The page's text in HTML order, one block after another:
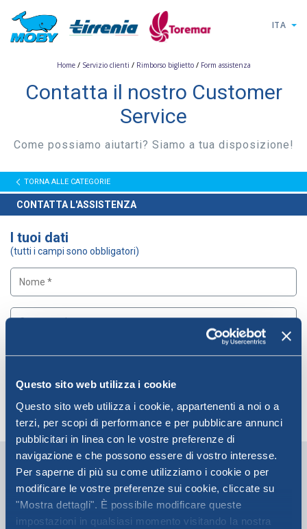
Questo sito web utilizza i cookie
Questo sito web utilizza i cookie, appartenenti a noi o a
terzi, per scopi di performance e per pubblicare annunci
pubblicitari in linea con le vostre preferenze di
navigazione e che possono essere di vostro interesse.
Per saperne di più su come utilizziamo i cookie o per
modificare le vostre preferenze sui cookie, cliccate su
"Mostra dettagli". È possibile modificare queste
impostazioni in qualsiasi momento visitando la nostra
ITA
Home/ Servizio clienti / Rimborso biglietto/ Form assistenza
Contatta il nostro Customer
Service
Come possiamo aiutarti? Siamo a tua disposizione!
TORNA ALLE CATEGORIE
CONTATTA L'ASSISTENZA
I tuoi dati
(tutti i campi sono obbligatori)
+39
Inserisci la tua richiesta
* Campi obbligatori
Seleziona l'argomento della tua richiesta